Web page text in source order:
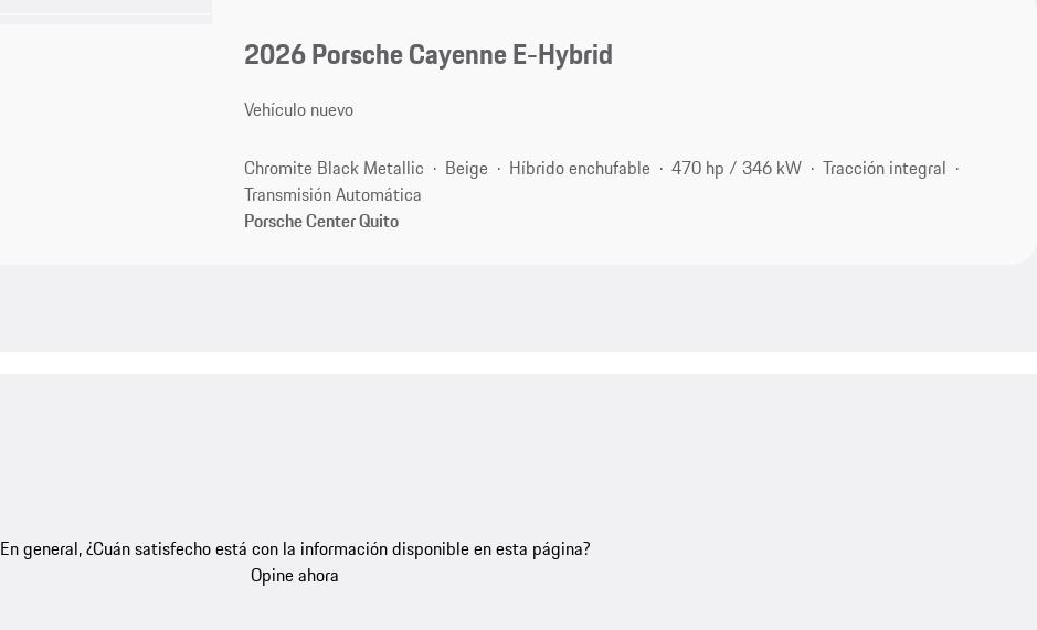
2026 Porsche Cayenne E-Hybrid
Vehículo nuevo
Chromite Black Metallic Beige Híbrido enchufable 470 hp / 346 kW
Tracción integral
Transmisión Automática
Porsche Center Quito
En general, ¿Cuán satisfecho está con la información disponible en esta página?
Opine ahora